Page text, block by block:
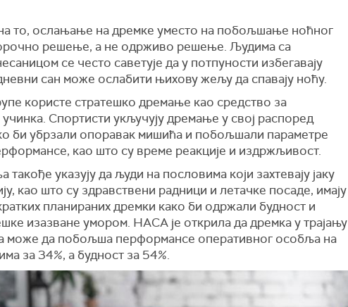
то, ослањање на дремке уместо на побољшање ноћног
решење, а не одрживо решење. Људима са
се често саветује да у потпуности избегавају
сан може ослабити њихову жељу да спавају ноћу.
користе стратешко дремање као средство за
Спортисти укључују дремање у свој распоред
би убрзали опоравак мишића и побољшали параметре
као што су време реакције и издржљивост.
указују да људи на пословима који захтевају јаку
као што су здравствени радници и летачке посаде, имају
планираних дремки како би одржали будност и
изазване умором. НАСА је открила да дремка у трајању
може да побољша перформансе оперативног особља на
за 34%, а будност за 54%.